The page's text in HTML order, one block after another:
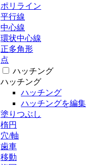
ポリライン
平行線
中心線
環状中心線
正多角形
点
ハッチング
ハッチング
ハッチング
ハッチングを編集
塗りつぶし
楕円
穴/軸
歯車
移動